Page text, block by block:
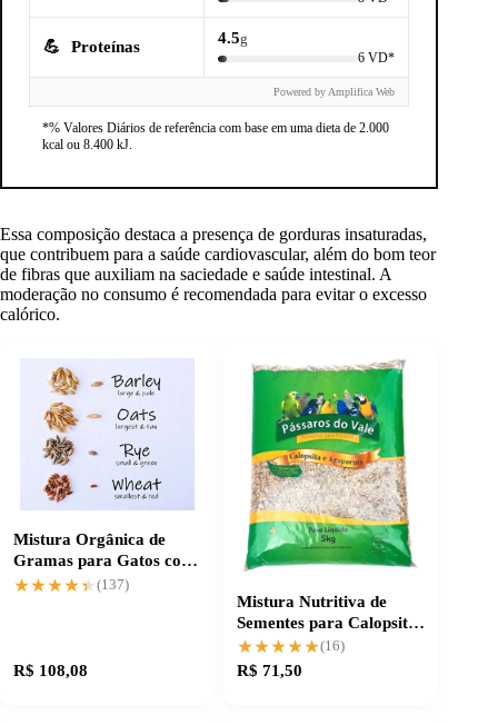
💪 Proteínas 4.5g
6 VD*
Powered by Amplifica Web
*% Valores Diários de referência com base em uma dieta de 2.000
kcal ou 8.400 kJ.
Essa composição destaca a presença de gorduras insaturadas,
que contribuem para a saúde cardiovascular, além do bom teor
de fibras que auxiliam na saciedade e saúde intestinal. A
moderação no consumo é recomendada para evitar o excesso
calórico.
Mistura Orgânica de
Gramas para Gatos com
4 Sementes Populares
★★★★★
★★★★★ (137)
R$ 108,08
Mistura Nutritiva de
Sementes para Calopsita
e Agapornis - 10 Kg
★★★★★
★★★★★(16)
R$ 71,50